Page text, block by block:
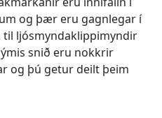
og þær eru gagnlegar í
ljósmyndaklippimyndir
snið eru nokkrir
og þú getur deilt þeim